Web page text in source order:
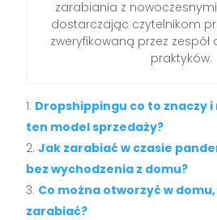
zarabiania z
dostarczając czytelnikom
zweryfikowaną przez
praktyków.
Dropshippingu co to znaczy
ten model sprzedaży?
Jak zarabiać w czasie
bez wychodzenia z domu?
Co można otworzyć w
zarabiać?